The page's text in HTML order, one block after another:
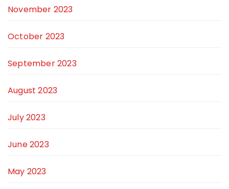
November 2023
October 2023
September 2023
August 2023
July 2023
June 2023
May 2023